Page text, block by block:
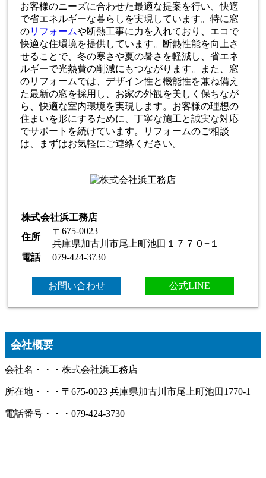
お客様のニーズに合わせた最適な提案を行い、快適
で省エネルギーな暮らしを実現しています。特に窓
のリフォームや断熱工事に力を入れており、エコで
快適な住環境を提供しています。断熱性能を向上さ
せることで、冬の寒さや夏の暑さを軽減し、省エネ
ルギーで光熱費の削減にもつながります。また、窓
のリフォームでは、デザイン性と機能性を兼ね備え
た最新の窓を採用し、お家の外観を美しく保ちなが
ら、快適な室内環境を実現します。お客様の理想の
住まいを形にするために、丁寧な施工と誠実な対応
でサポートを続けています。リフォームのご相談
は、まずはお気軽にご連絡ください。
株式会社浜工務店
住所
〒675-0023
兵庫県加古川市尾上町池田１７７０−１
電話
079-424-3730
お問い合わせ 公式LINE
会社概要
会社名・・・株式会社浜工務店
所在地・・・〒675-0023 兵庫県加古川市尾上町池田1770-1
電話番号・・・079-424-3730